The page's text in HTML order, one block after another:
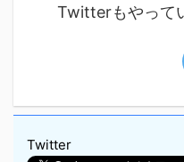
Twitterもやって
Twitter